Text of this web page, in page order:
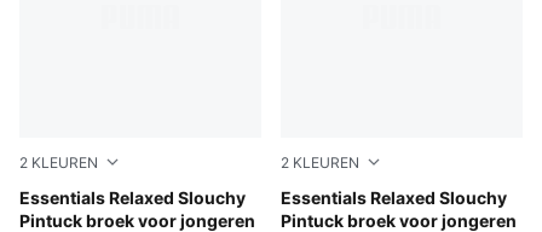
2 KLEUREN
Essentials Relaxed Slouchy
Pintuck broek voor jongeren
White Glow Heather
2 KLEUREN
Essentials Relaxed Slouchy
Pintuck broek voor jongeren
Puma Black